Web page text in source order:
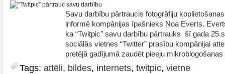
Savu darbību pārtraucis fotogrāfiju
informē kompānijas īpašnieks Noa Everts.
ka “Twitpic” savu darbību pārtrauks šī gada
sociālās vietnes “Twitter” prasību kompānijai
pretējā gadījumā zaudēt pieeju
Tags: attēli, bildes, internets, twitpic, vietne